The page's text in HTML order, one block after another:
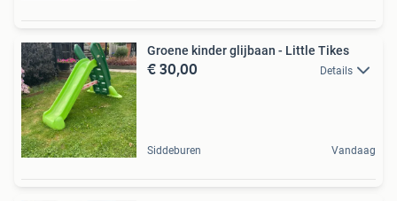
Groene kinder glijbaan - Little Tikes
€ 30,00 Details
Siddeburen Vandaag